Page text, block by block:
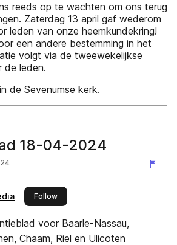
reeds op te wachten om ons terug
Zaterdag 13 april gaf wederom
leden van onze heemkundekring!
een andere bestemming in het
volgt via de tweewekelijkse
de leden.
de Sevenumse kerk.
18-04-2024
Followthis publisher
voor Baarle-Nassau,
Chaam, Riel en Ulicoten